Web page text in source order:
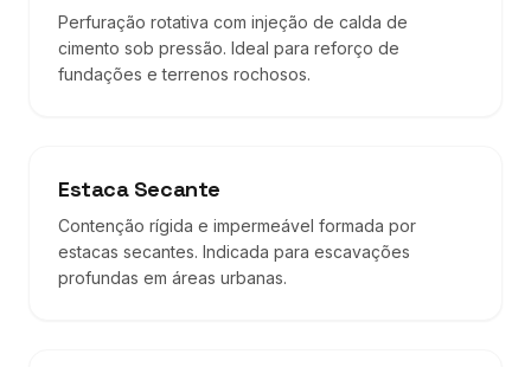
Perfuração rotativa com injeção de calda de
cimento sob pressão. Ideal para reforço de
fundações e terrenos rochosos.
Estaca Secante
Contenção rígida e impermeável formada por
estacas secantes. Indicada para escavações
profundas em áreas urbanas.